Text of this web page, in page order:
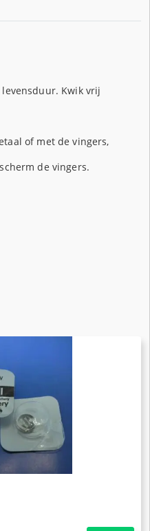
Kwik vrij
of met de vingers,
de vingers.